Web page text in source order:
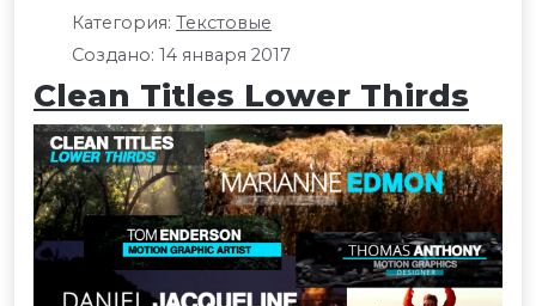
Категория: Текстовые
Создано: 14 января 2017
Clean Titles Lower Thirds